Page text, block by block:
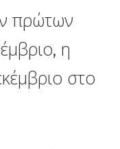
πρώτων
η
στο